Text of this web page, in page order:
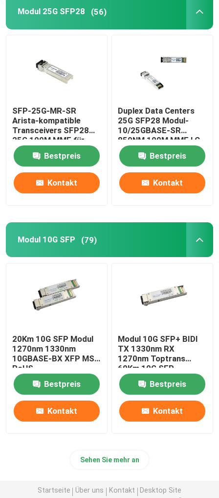
Modul 25G SFP28 (56)
SFP-25G-MR-SR
Arista-kompatible
Transceivers SFP28
25G 100M MMF für
Campus LAN
Bestpreis
Kontakt
Duplex Data Centers
25G SFP28 Modul-
10/25GBASE-SR
850NM 100M MMF LC
Bestpreis
Kontakt
Modul 10G SFP (79)
20Km 10G SFP Modul
1270nm 1330nm
10GBASE-BX XFP MSA
RoHS
Bestpreis
Kontakt
Modul 10G SFP+ BIDI
TX 1330nm RX
1270nm Toptrans
60Km 10G SFP
Bestpreis
Kontakt
Sehen Sie mehr an
Startseite Über uns Kontakt Desktop Site